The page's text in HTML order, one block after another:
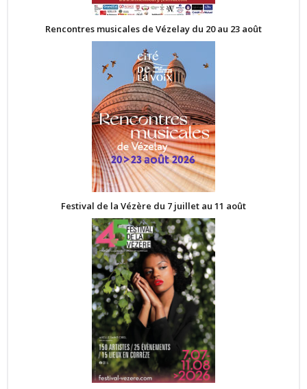
Rencontres musicales de Vézelay du 20 au 23 août
Festival de la Vézère du 7 juillet au 11 août